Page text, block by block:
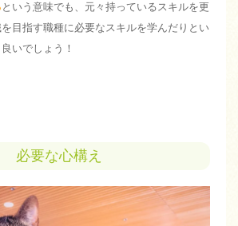
という意味でも、元々持っているスキルを更
目指す職種に必要なスキルを学んだりとい
いでしょう！
必要な心構え